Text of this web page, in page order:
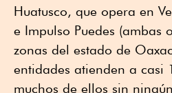
Huatusco, que opera en
e Impulso Puedes (ambas
zonas del estado de
entidades atienden a casi
muchos de ellos sin